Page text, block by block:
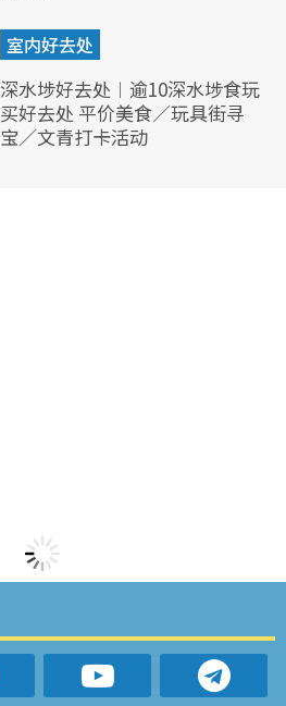
室内好去处
深水埗好去处︱逾10深水埗食玩
买好去处 平价美食／玩具街寻
宝／文青打卡活动